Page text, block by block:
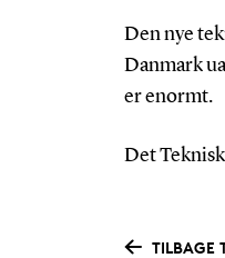
Den nye
Danmark
er enormt.
Det
TILBAGE